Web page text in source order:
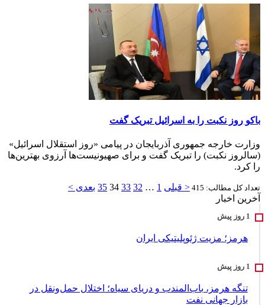
باکو روز نکبت را به اسرائیل تبریک گفت
وزارت خارجه جمهوری آذربایجان در پیامی «روز استقلال اسرائیل»
(سالروز نکبت) را تبریک گفت و برای صهیونیست‌ها آرزوی بهترین‌ها
را کرد.
تعداد کل مطالب: 415 < قبلی 1
…
32
33
34
35 بعدی >
آخرین اخبار
هرمز؛ مزیت ژئوپلیتیکی ایران
تنگه هرمز، باب‌المندب و دریای سیاه؛ اختلال حمل‌ونقل در
بازار جهانی نفت